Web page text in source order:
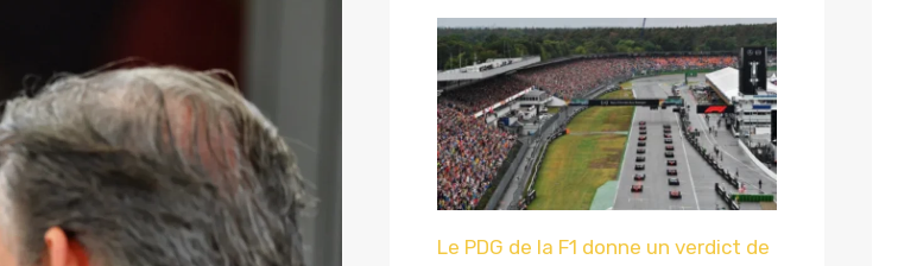
Le PDG de la F1 donne un verdict de